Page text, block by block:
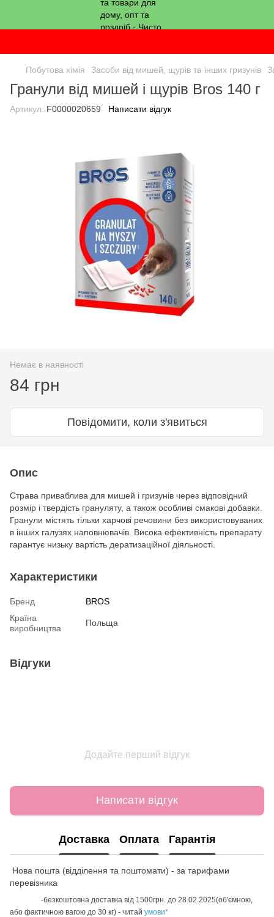
Побутова хімія Засоби від мишей, щурів та інших гризунів
Гранули від мишей і щурів Bros 140 г
Артикул: F0000020659 Написати відгук
Немає в наявності
84 грн
Повідомити, коли з'явиться
Опис
Страва приваблива для мишей і гризунів через відповідний
розмір і твердість грануляту, а також особливі смакові добавки.
Гранули містять тільки харчові речовини без використовуваних
в інших галузях наповнювачів. Висока ефективність препарату
гарантує низьку вартість дератизаційної діяльності.
Характеристики
Бренд
BROS
Країна
виробництва
Польща
Відгуки
Додайте перший відгук
Написати відгук
Доставка Оплата Гарантія
Нова пошта (відділення та поштомати) - за тарифами
перевізника
-безкоштовна доставка від 1500грн. до 28.02.2025(об'ємною,
або фактичною вагою до 30 кг) - читай умови*